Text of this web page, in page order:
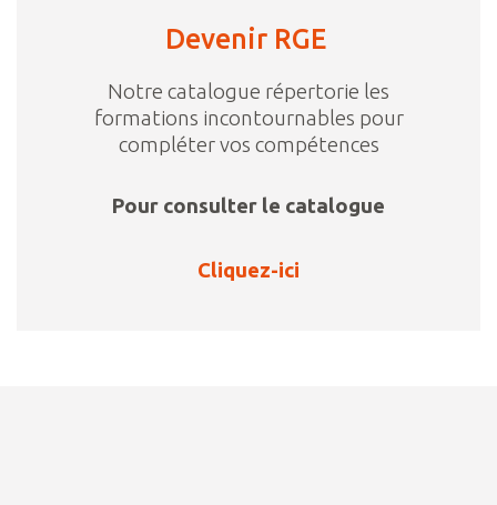
Devenir RGE
Notre catalogue répertorie les
formations incontournables pour
compléter vos compétences
Pour consulter le catalogue
Cliquez-ici